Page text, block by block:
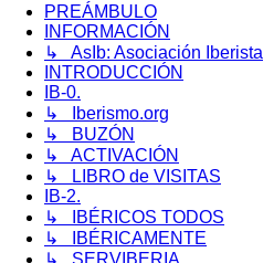
PREÁMBULO
INFORMACIÓN
↳ AsIb: Asociación Iberista
INTRODUCCIÓN
IB-0.
↳ Iberismo.org
↳ BUZÓN
↳ ACTIVACIÓN
↳ LIBRO de VISITAS
IB-2.
↳ IBÉRICOS TODOS
↳ IBÉRICAMENTE
↳ SERVIBERIA